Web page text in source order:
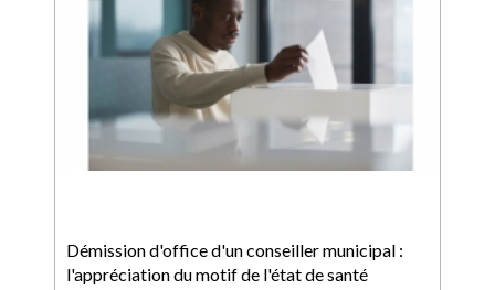
Démission d'office d'un conseiller municipal :
l'appréciation du motif de l'état de santé